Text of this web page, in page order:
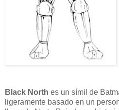
Black North es un símil de
ligeramente basado en un